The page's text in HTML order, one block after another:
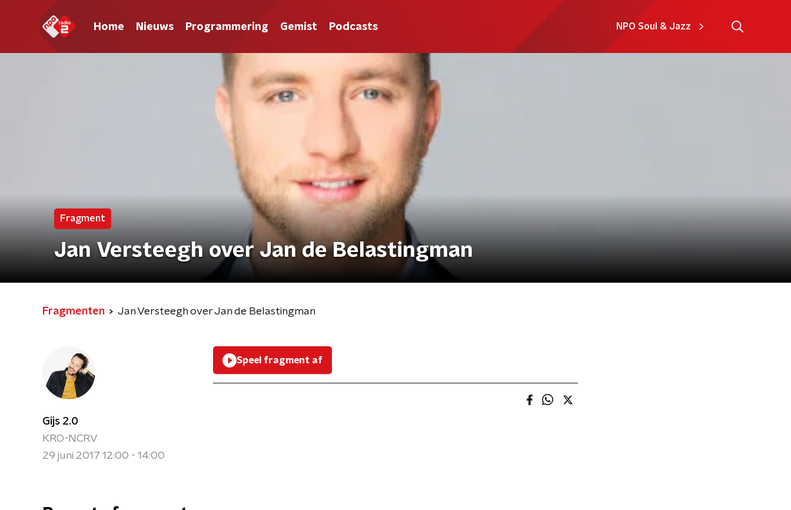
Home Nieuws Programmering Gemist Podcasts NPO Soul & Jazz
Fragment
Jan Versteegh over Jan de Belastingman
Fragmenten Jan Versteegh over Jan de Belastingman
Gijs 2.0
KRO-NCRV
29 juni 2017 12:00 - 14:00
Speel fragment af